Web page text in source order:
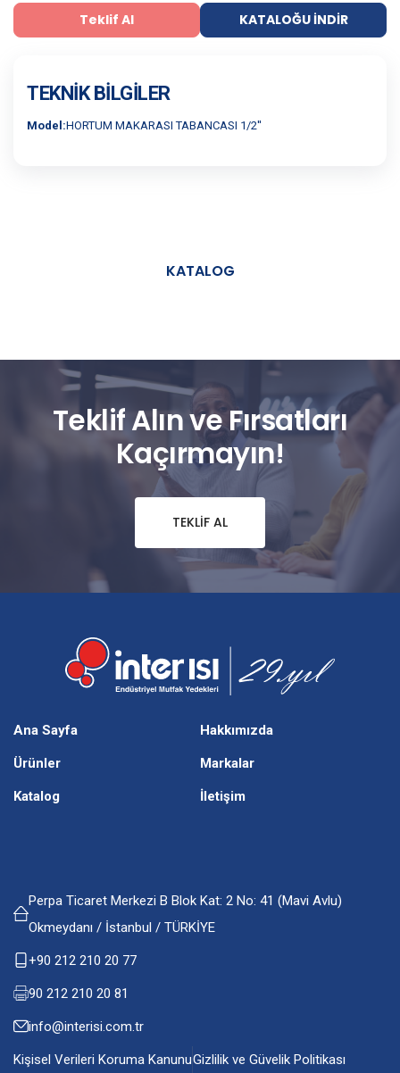
Teklif Al KATALOĞU İNDIR
TEKNIK BILGILER
Model:HORTUM MAKARASI TABANCASI 1/2''
KATALOG
Teklif Alın ve Fırsatları
Kaçırmayın!
TEKLIF AL
Ana Sayfa Hakkımızda
Ürünler Markalar
Katalog İletişim
Perpa Ticaret Merkezi B Blok Kat: 2 No: 41 (Mavi Avlu)
Okmeydanı / İstanbul / TÜRKİYE
+90 212 210 20 77
90 212 210 20 81
info@interisi.com.tr
Kişisel Verileri Koruma KanunuGizlilik ve Güvelik Politikası